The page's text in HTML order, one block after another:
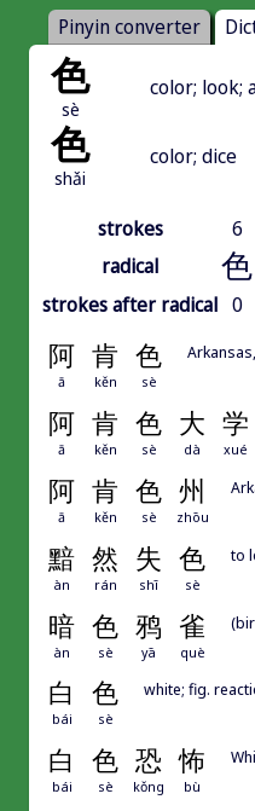
Pinyin converter
色
sè
color; look;
色
shǎi
color; dice
strokes
6
radical
色
strokes after radical 0
阿 肯 色
ā kěn sè
阿 肯 色 大 学
ā kěn sè dà xué
阿 肯 色 州
ā kěn sè zhōu
黯 然 失 色
àn rán shī sè
to
暗 色 鸦 雀
àn sè yā què
白 色
bái sè
white; fig.
白 色 恐 怖
bái sè kǒng bù